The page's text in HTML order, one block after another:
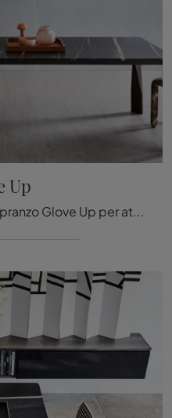
Up
Ti presentiamo la sedia da pranzo Glove Up per atmosfere design, tra le più originali Sedie fisse di Molteni & C.